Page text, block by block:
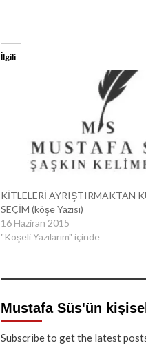
İlgili
KİTLELERİ AYRIŞTIRMAKTAN
SEÇİM (köşe Yazısı)
16 Haziran 2015
"Köşeli Yazılarım" içinde
Mustafa Süs'ün
Subscribe to get the latest
E-postanızı yazın…